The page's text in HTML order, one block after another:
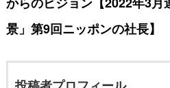
景」第9回ニッポンの社長】